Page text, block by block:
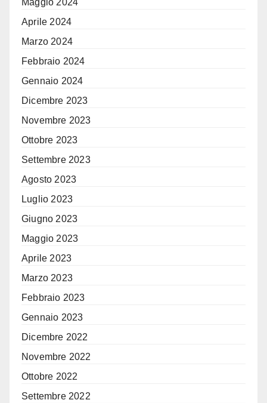
Maggio 2024
Aprile 2024
Marzo 2024
Febbraio 2024
Gennaio 2024
Dicembre 2023
Novembre 2023
Ottobre 2023
Settembre 2023
Agosto 2023
Luglio 2023
Giugno 2023
Maggio 2023
Aprile 2023
Marzo 2023
Febbraio 2023
Gennaio 2023
Dicembre 2022
Novembre 2022
Ottobre 2022
Settembre 2022